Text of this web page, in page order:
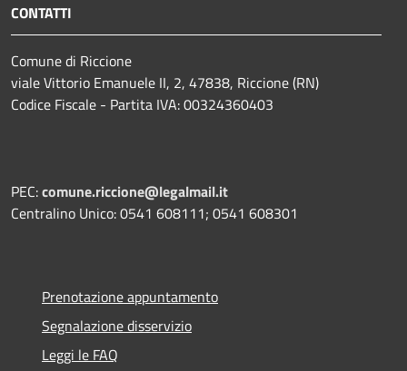
CONTATTI
Comune di Riccione
viale Vittorio Emanuele II, 2, 47838, Riccione (RN)
Codice Fiscale - Partita IVA: 00324360403
PEC:comune.riccione@legalmail.it
Centralino Unico: 0541 608111; 0541 608301
Prenotazione appuntamento
Segnalazione disservizio
Leggi le FAQ